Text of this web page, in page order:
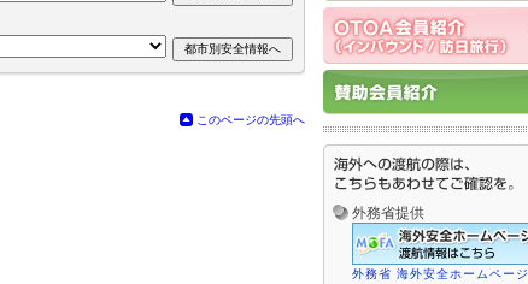
このページの先頭へ
外務省提供
外務省 海外安全ホームページ